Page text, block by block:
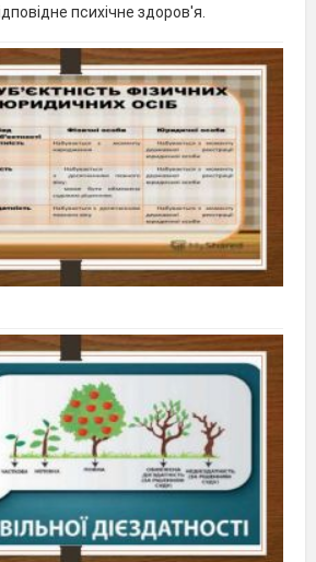
психічне здоров'я.